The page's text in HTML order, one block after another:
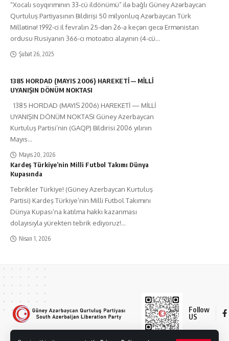
“Xocalı soyqırımının 33-cü ildönümü” ilə bağlı Güney Azərbaycan
Qurtuluş Partiyasının Bildirişi 50 milyonluq Azərbaycan Türk
Millətinə! 1992-ci il fevralın 25-dən 26-a keçən gecə Ermənistan
ordusu Rusiyanın 366-cı motoatıcı alayının (4-cü…
Şubat 26, 2025
1385 HORDAD (MAYIS 2006) HAREKETİ — MİLLİ
UYANIŞIN DÖNÜM NOKTASI
1385 HORDAD (MAYIS 2006) HAREKETİ — MİLLİ
UYANIŞIN DÖNÜM NOKTASI Güney Azerbaycan
Kurtuluş Partisi’nin (GAQP) Bildirisi 2006 yılının
Mayıs…
Mayıs 20, 2026
Kardeş Türkiye’nin Milli Futbol Takımı Dünya
Kupasında
Tebrikler Türkiye! (Güney Azerbaycan Kurtuluş
Partisi) Kardeş Türkiye’nin Milli Futbol Takımını
Dünya Kupası’na katılma hakkı kazanması
dolayısıyla yürekten tebrik ediyoruz!…
Nisan 1, 2026
Follow
US